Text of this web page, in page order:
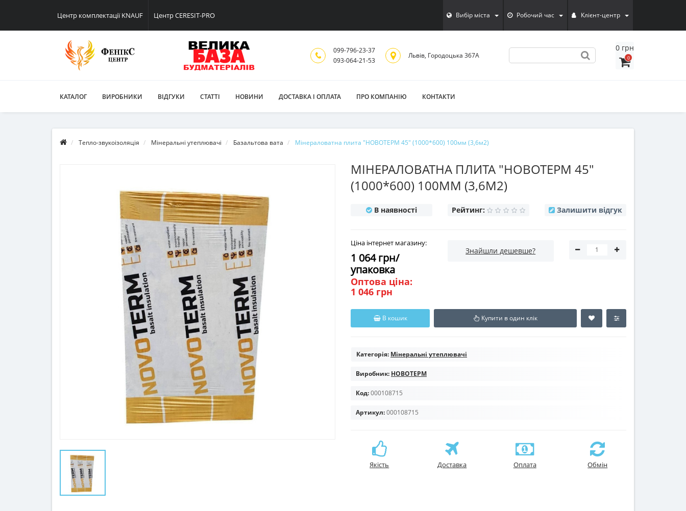
Центр комплектації KNAUF Центр CERESIT-PRO Вибiр мiста Робочий час Клієнт-центр
099-796-23-37
093-064-21-53
Львiв, Городоцька 367А
0 грн
0
КАТАЛОГ ВИРОБНИКИ ВІДГУКИ СТАТТІ НОВИНИ ДОСТАВКА І ОПЛАТА ПРО КОМПАНІЮ КОНТАКТИ
Тепло-звукоізоляція Мінеральні утеплювачі Базальтова вата Мінераловатна плита "НОВОТЕРМ 45" (1000*600) 100мм (3,6м2)
МІНЕРАЛОВАТНА ПЛИТА "НОВОТЕРМ 45"
(1000*600) 100ММ (3,6М2)
В наявності Рейтинг: Залишити відгук
Ціна інтернет магазину:
1 064 грн/
упаковка
Оптова ціна:
1 046 грн
Знайшли дешевше?
В кошик Купити в один клік
Категорія: Мінеральні утеплювачі
Виробник: НОВОТЕРМ
Код:000108715
Артикул:000108715
Якість Доставка Оплата Обмін